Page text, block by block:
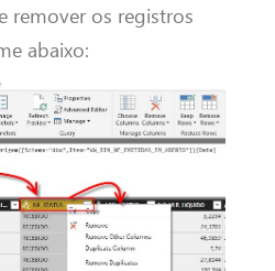
remover os registros
abaixo: